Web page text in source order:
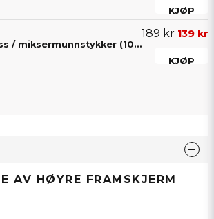
KJØP
Blandespiss / miksermunnstykker (10-pakning) til 2-komponentslim – for nøyaktig blanding av lim
189 kr 139 kr
KJØP
AV HØYRE FRAMSKJERM